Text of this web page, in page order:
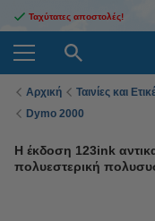
Ταχύτατες αποστολές!
Αρχική Ταινίες και
Dymo 2000
Η έκδοση 123ink
πολυεστερική